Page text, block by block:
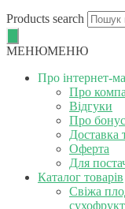
Products search
МЕНЮМЕНЮ
Про інтернет-
Про
Відгуки
Про
Доставка
Оферта
Для
Каталог товарів
Свіжа